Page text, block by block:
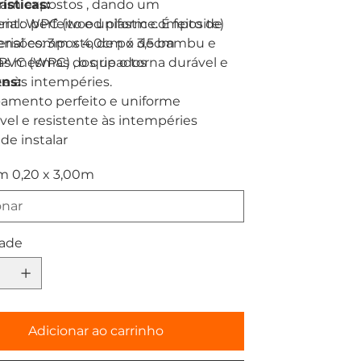
expostos , dando um
perfeito e uniforme. É feito de
composto de pó de bambu e
(WPC) , o que o torna durável e
às intempéries.
WPC (wood plastic composite)
3m x 4,0cm x 3,5cm
mesmas dos ripados
perfeito e uniforme
e resistente às intempéries
instalar
0,20 x 3,00m
Adicionar ao carrinho